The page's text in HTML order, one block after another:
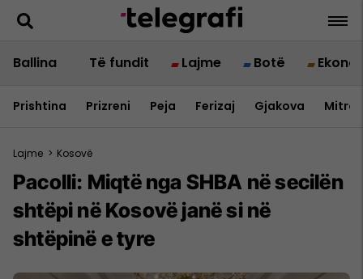
Ballina Të fundit Lajme Botë
Prishtina Prizreni Peja Ferizaj Gjakova
Lajme > Kosovë
Pacolli: Miqtë nga SHBA në secilën
shtëpi në Kosovë janë si në
shtëpinë e tyre